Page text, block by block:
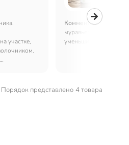
участке,
Комментарий:
муравьев. Буквально
уменьшилось. Недели
представлено 4 товара